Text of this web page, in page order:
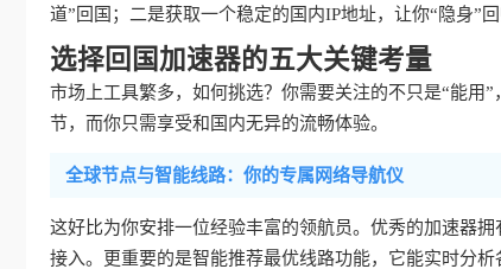
道”回国；二是获取一个稳定的国内IP地址，让你“隐身”回
选择回国加速器的五大关键考量
市场上工具繁多，如何挑选？你需要关注的不只是“能用
节，而你只需享受和国内无异的流畅体验。
全球节点与智能线路：你的专属网络导航仪
这好比为你安排一位经验丰富的领航员。优秀的加速器
接入。更重要的是智能推荐最优线路功能，它能实时分